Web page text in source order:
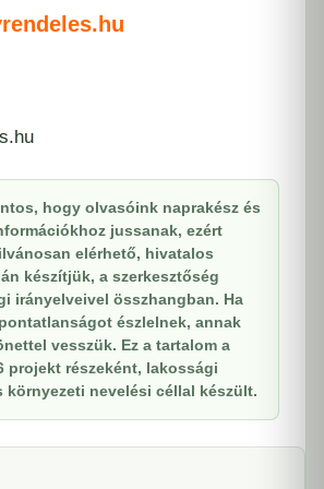
hogy olvasóink naprakész és
jussanak, ezért
elérhető, hivatalos
készítjük, a szerkesztőség
irányelveivel összhangban. Ha
észlelnek, annak
vesszük. Ez a tartalom a
projekt részeként, lakossági
környezeti nevelési céllal készült.